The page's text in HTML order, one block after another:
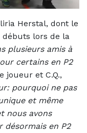
Herstal, dont le
débuts lors de la
plusieurs amis à
certains en P2
joueur et C.Q.,
pourquoi ne pas
et même
nous avons
en P2